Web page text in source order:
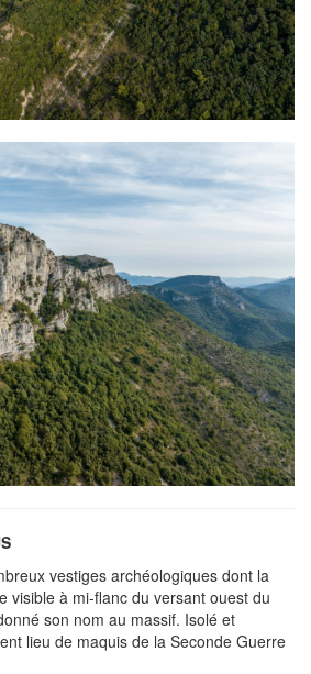
vestiges archéologiques dont la
visible à mi-flanc du versant ouest du
son nom au massif. Isolé et
lieu de maquis de la Seconde Guerre